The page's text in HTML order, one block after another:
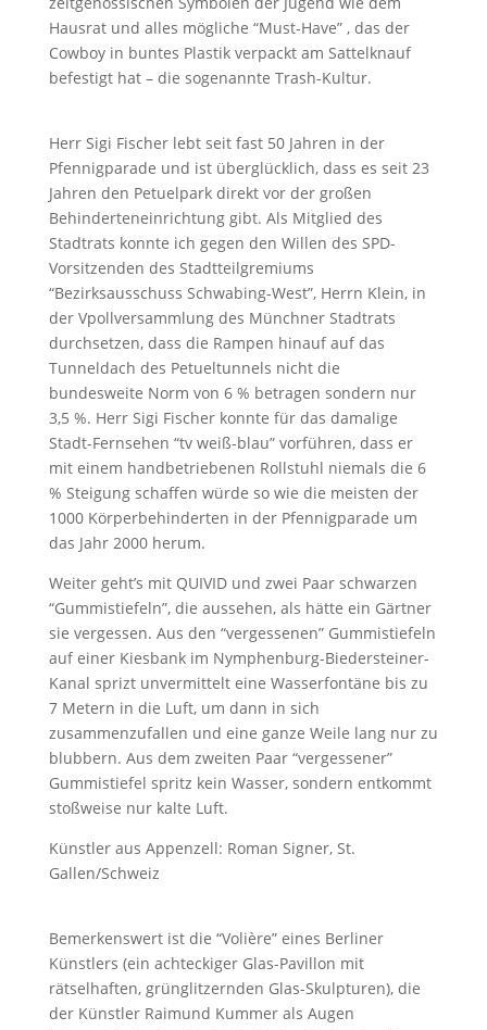
Hausrat und alles mögliche “Must-Have” , das der
Cowboy in buntes Plastik verpackt am Sattelknauf
befestigt hat – die sogenannte Trash-Kultur.
Herr Sigi Fischer lebt seit fast 50 Jahren in der
Pfennigparade und ist überglücklich, dass es seit 23
Jahren den Petuelpark direkt vor der großen
Behinderteneinrichtung gibt. Als Mitglied des
Stadtrats konnte ich gegen den Willen des SPD-
Vorsitzenden des Stadtteilgremiums
“Bezirksausschuss Schwabing-West”, Herrn Klein, in
der Vpollversammlung des Münchner Stadtrats
durchsetzen, dass die Rampen hinauf auf das
Tunneldach des Petueltunnels nicht die
bundesweite Norm von 6 % betragen sondern nur
3,5 %. Herr Sigi Fischer konnte für das damalige
Stadt-Fernsehen “tv weiß-blau” vorführen, dass er
mit einem handbetriebenen Rollstuhl niemals die 6
% Steigung schaffen würde so wie die meisten der
1000 Körperbehinderten in der Pfennigparade um
das Jahr 2000 herum.
Weiter geht’s mit QUIVID und zwei Paar schwarzen
“Gummistiefeln”, die aussehen, als hätte ein Gärtner
sie vergessen. Aus den “vergessenen” Gummistiefeln
auf einer Kiesbank im Nymphenburg-Biedersteiner-
Kanal sprizt unvermittelt eine Wasserfontäne bis zu
7 Metern in die Luft, um dann in sich
zusammenzufallen und eine ganze Weile lang nur zu
blubbern. Aus dem zweiten Paar “vergessener”
Gummistiefel spritz kein Wasser, sondern entkommt
stoßweise nur kalte Luft.
Künstler aus Appenzell: Roman Signer, St.
Gallen/Schweiz
Bemerkenswert ist die “Volière” eines Berliner
Künstlers (ein achteckiger Glas-Pavillon mit
rätselhaften, grünglitzernden Glas-Skulpturen), die
der Künstler Raimund Kummer als Augen